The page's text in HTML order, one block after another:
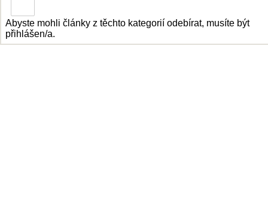
Abyste mohli články z těchto kategorií odebírat, musíte být
přihlášen/a.